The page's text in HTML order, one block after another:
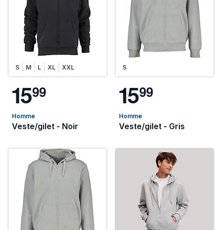
S M L XL XXL
1599
Homme
Veste/gilet - Noir
S
1599
Homme
Veste/gilet - Gris